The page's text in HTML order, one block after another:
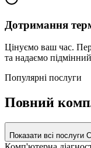
Дотримання
Цінуємо ваш час.
та надаємо
Популярні послуги
Повний
Показати всі послуги